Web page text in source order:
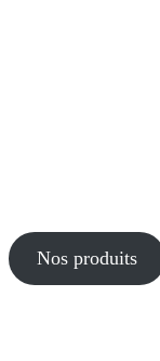
Nos produits